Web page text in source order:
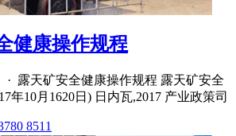
健康操作规程
· 露天矿安全健康操作规程 露天矿安全
年10月1620日) 日内瓦,2017 产业政策司
8511